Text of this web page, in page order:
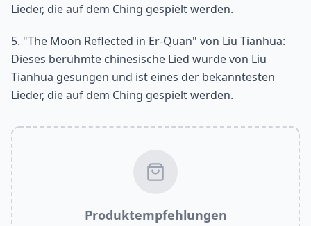
Lieder, die auf dem Ching gespielt werden.
5. "The Moon Reflected in Er-Quan" von Liu Tianhua:
Dieses berühmte chinesische Lied wurde von Liu
Tianhua gesungen und ist eines der bekanntesten
Lieder, die auf dem Ching gespielt werden.
Produktempfehlungen